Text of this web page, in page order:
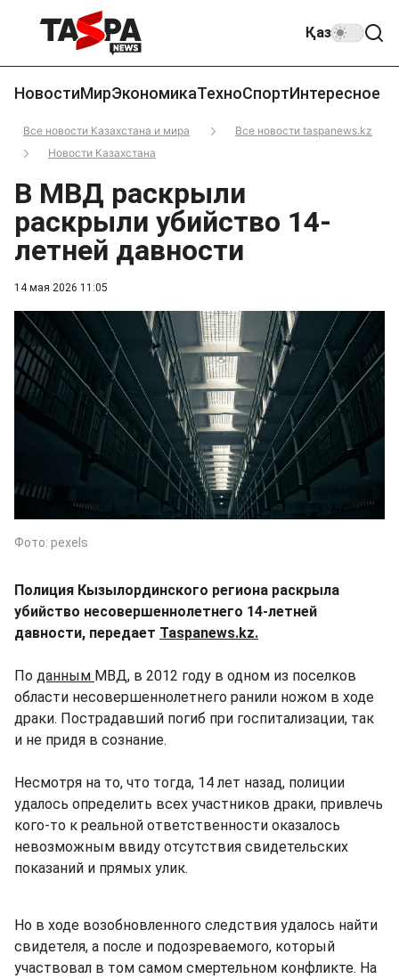
Қаз
НовостиМирЭкономикаТехноСпортИнтересное
Все новости Казахстана и мира
Все новости taspanews.kz
Новости Казахстана
14 мая 2026 11:05
В МВД раскрыли
раскрыли убийство 14-
летней давности
Фото: pexels
Полиция Кызылординского региона раскрыла
убийство несовершеннолетнего 14-летней
давности, передает Taspanews.kz.
По данным МВД, в 2012 году в одном из поселков
области несовершеннолетнего ранили ножом в ходе
драки. Пострадавший погиб при госпитализации, так
и не придя в сознание.
Несмотря на то, что тогда, 14 лет назад, полиции
удалось определить всех участников драки, привлечь
кого-то к реальной ответственности оказалось
невозможным ввиду отсутствия свидетельских
показаний и прямых улик.
Но в ходе возобновленного следствия удалось найти
свидетеля, а после и подозреваемого, который
участвовал в том самом смертельном конфликте. На